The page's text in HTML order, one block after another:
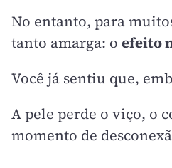
No entanto, para
tanto amarga: o efeito
Você já sentiu que,
A pele perde o viço, o
momento de